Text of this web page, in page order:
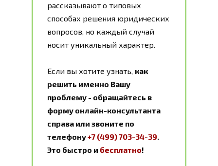
рассказывают о типовых
способах решения юридических
вопросов, но каждый случай
носит уникальный характер.
Если вы хотите узнать, как
решить именно Вашу
проблему - обращайтесь в
форму онлайн-консультанта
справа или звоните по
телефону+7 (499) 703-34-39.
Это быстро и бесплатно!